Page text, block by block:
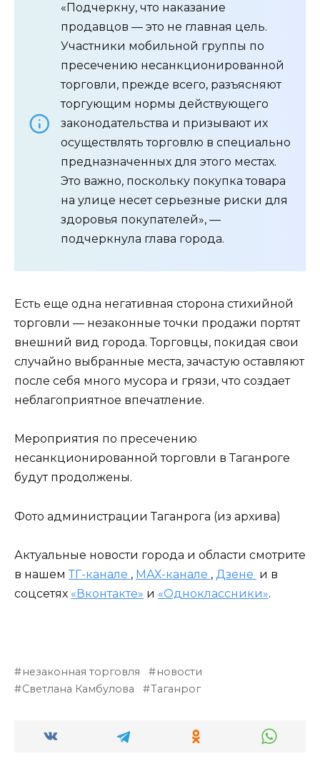
«Подчеркну, что наказание
продавцов — это не главная цель.
Участники мобильной группы по
пресечению несанкционированной
торговли, прежде всего, разъясняют
торгующим нормы действующего
законодательства и призывают их
осуществлять торговлю в специально
предназначенных для этого местах.
Это важно, поскольку покупка товара
на улице несет серьезные риски для
здоровья покупателей», —
подчеркнула глава города.
Есть еще одна негативная сторона стихийной
торговли — незаконные точки продажи портят
внешний вид города. Торговцы, покидая свои
случайно выбранные места, зачастую оставляют
после себя много мусора и грязи, что создает
неблагоприятное впечатление.
Мероприятия по пресечению
несанкционированной торговли в Таганроге
будут продолжены.
Фото администрации Таганрога (из архива)
Актуальные новости города и области смотрите
в нашем ТГ-канале , МАХ-канале , Дзене и в
соцсетях «Вконтакте» и «Одноклассники».
незаконная торговля
новости
Светлана Камбулова
Таганрог